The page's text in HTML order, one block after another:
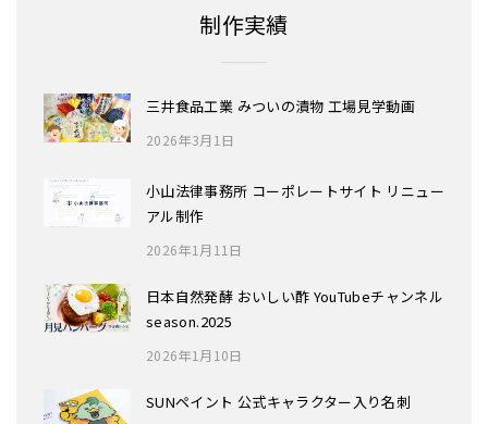
制作実績
三井食品工業 みついの漬物 工場見学動画
2026年3月1日
小山法律事務所 コーポレートサイト リニュー
アル制作
2026年1月11日
日本自然発酵 おいしい酢 YouTubeチャンネル
season.2025
2026年1月10日
SUNペイント 公式キャラクター入り名刺